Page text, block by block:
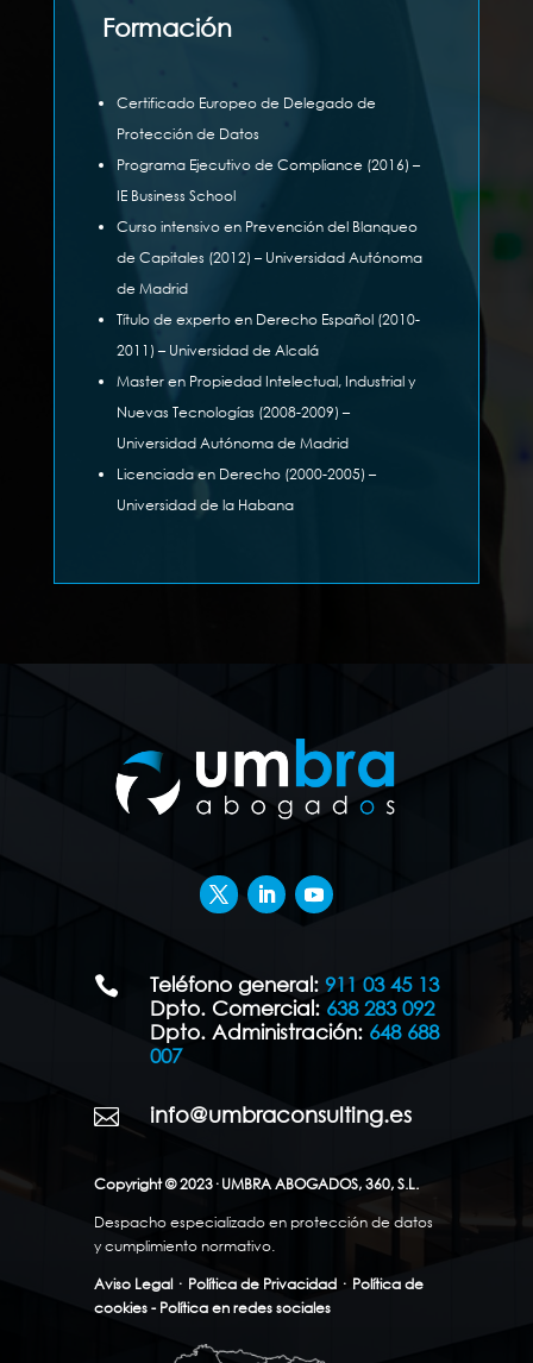
Formación
Certificado Europeo de Delegado de
Protección de Datos
Programa Ejecutivo de Compliance (2016) –
IE Business School
Curso intensivo en Prevención del Blanqueo
de Capitales (2012) – Universidad Autónoma
de Madrid
Título de experto en Derecho Español (2010-
2011) – Universidad de Alcalá
Master en Propiedad Intelectual, Industrial y
Nuevas Tecnologías (2008-2009) –
Universidad Autónoma de Madrid
Licenciada en Derecho (2000-2005) –
Universidad de la Habana
 Teléfono general: 911 03 45 13
Dpto. Comercial: 638 283 092
Dpto. Administración: 648 688
007
 info@umbraconsulting.es
Copyright © 2023· UMBRA ABOGADOS, 360, S.L.
Despacho especializado en protección de datos
y cumplimiento normativo.
Aviso Legal· Política de Privacidad· Política de
cookies - Política en redes sociales